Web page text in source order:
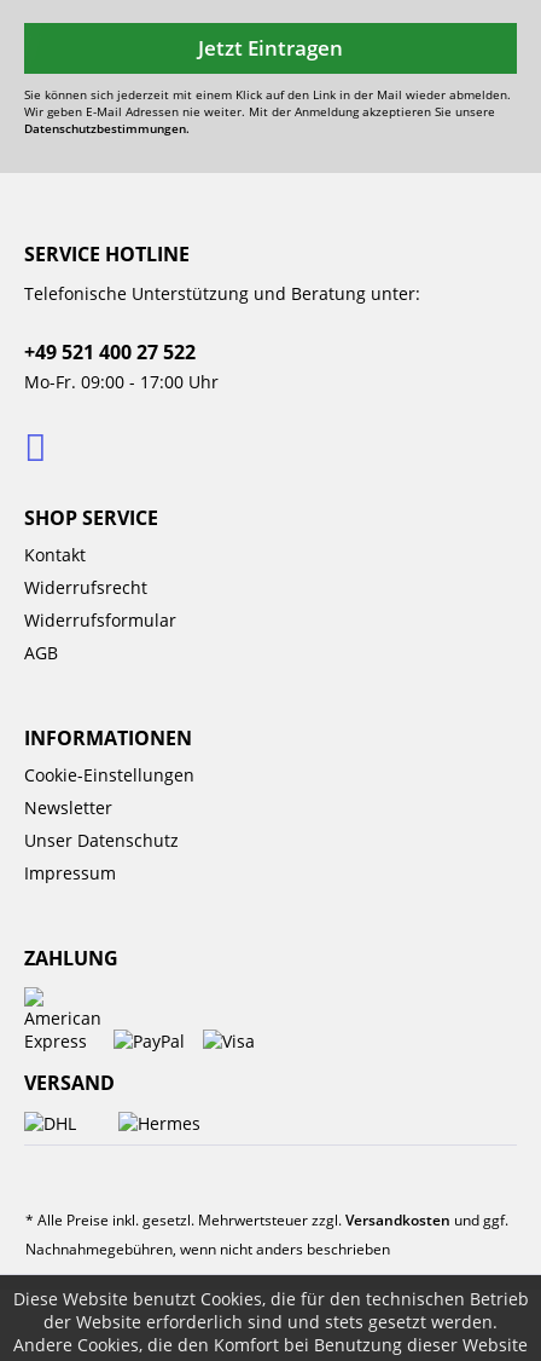
Jetzt Eintragen
Sie können sich jederzeit mit einem Klick auf den Link in der Mail wieder abmelden.
Wir geben E-Mail Adressen nie weiter. Mit der Anmeldung akzeptieren Sie unsere
Datenschutzbestimmungen.
SERVICE HOTLINE
Telefonische Unterstützung und Beratung unter:
+49 521 400 27 522
Mo-Fr. 09:00 - 17:00 Uhr
SHOP SERVICE
Kontakt
Widerrufsrecht
Widerrufsformular
AGB
INFORMATIONEN
Cookie-Einstellungen
Newsletter
Unser Datenschutz
Impressum
ZAHLUNG
VERSAND
* Alle Preise inkl. gesetzl. Mehrwertsteuer zzgl.Versandkosten und ggf.
Nachnahmegebühren, wenn nicht anders beschrieben
Diese Website benutzt Cookies, die für den technischen Betrieb
der Website erforderlich sind und stets gesetzt werden.
Andere Cookies, die den Komfort bei Benutzung dieser Website